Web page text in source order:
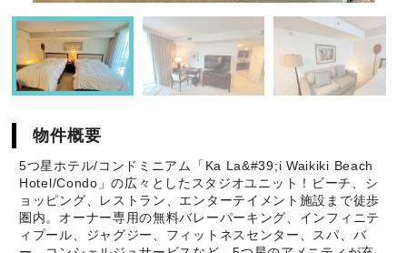
物件概要
5つ星ホテル/コンドミニアム「Ka La&#39;i Waikiki Beach
Hotel/Condo」の広々としたスタジオユニット！ビーチ、シ
ョッピング、レストラン、エンターテイメント施設まで徒歩
圏内。オーナー専用の無料バレーパーキング、インフィニテ
ィプール、ジャグジー、フィットネスセンター、スパ、バ